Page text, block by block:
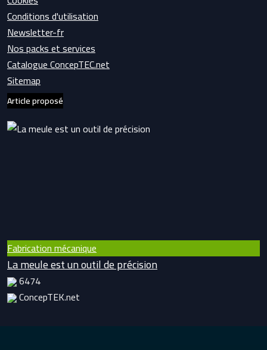
Conditions d'utilisation
Newsletter-fr
Nos packs et services
Catalogue ConcepTEC.net
Sitemap
Article proposé
Fabrication mécanique
La meule est un outil de précision
6474
ConcepTEK.net